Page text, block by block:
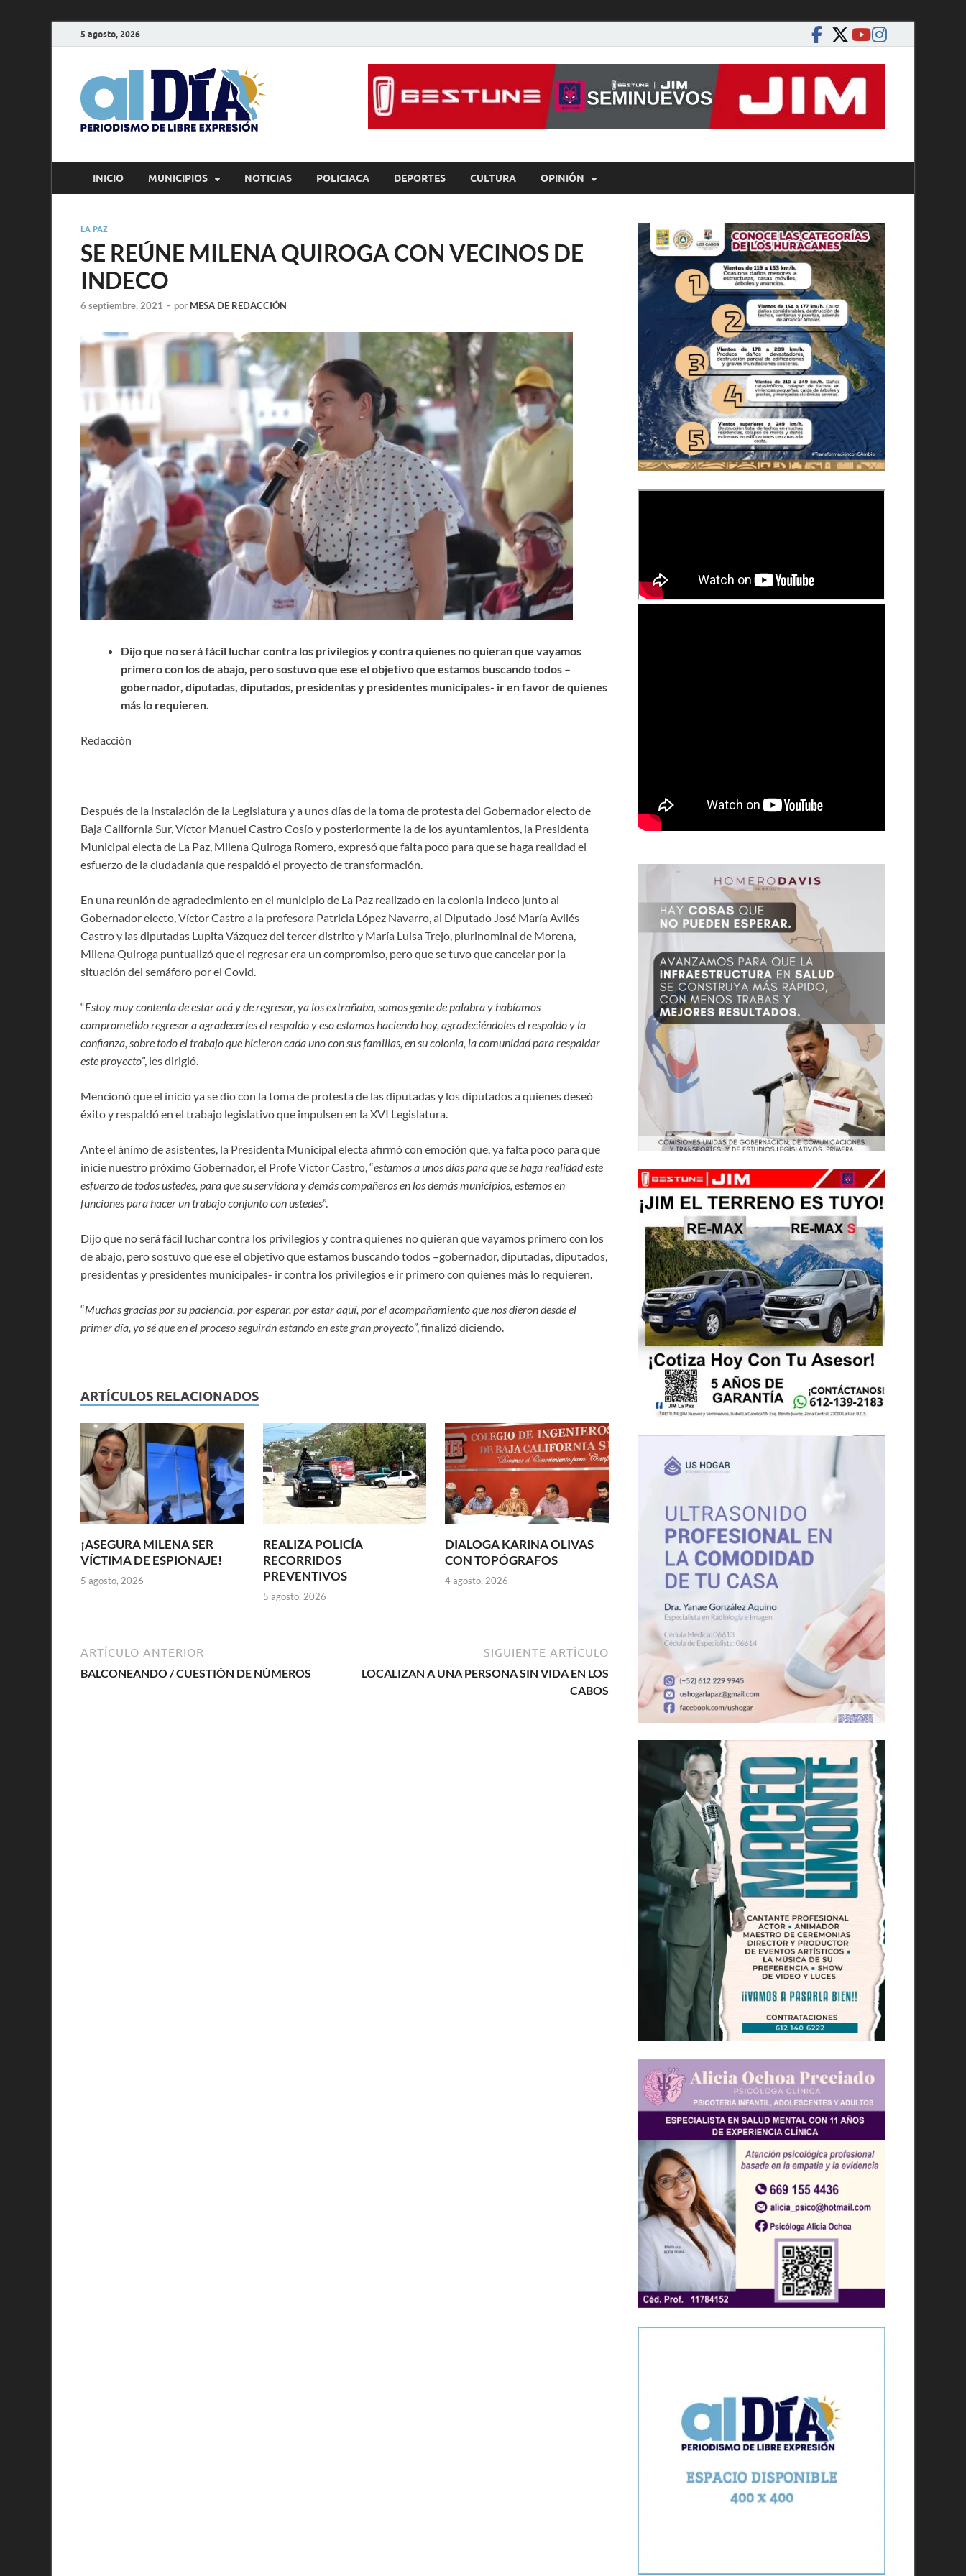
5 agosto, 2026
alDíaBCS
Periodismo de libre expresión
INICIO MUNICIPIOS NOTICIAS POLICIACA DEPORTES CULTURA OPINIÓN
LA PAZ
SE REÚNE MILENA QUIROGA CON VECINOS DE
INDECO
6 septiembre, 2021 - por MESA DE REDACCIÓN
Dijo que no será fácil luchar contra los privilegios y contra quienes no quieran que vayamos
primero con los de abajo, pero sostuvo que ese el objetivo que estamos buscando todos –
gobernador, diputadas, diputados, presidentas y presidentes municipales- ir en favor de quienes
más lo requieren.
Redacción
Después de la instalación de la Legislatura y a unos días de la toma de protesta del Gobernador electo de
Baja California Sur, Víctor Manuel Castro Cosío y posteriormente la de los ayuntamientos, la Presidenta
Municipal electa de La Paz, Milena Quiroga Romero, expresó que falta poco para que se haga realidad el
esfuerzo de la ciudadanía que respaldó el proyecto de transformación.
En una reunión de agradecimiento en el municipio de La Paz realizado en la colonia Indeco junto al
Gobernador electo, Víctor Castro a la profesora Patricia López Navarro, al Diputado José María Avilés
Castro y las diputadas Lupita Vázquez del tercer distrito y María Luisa Trejo, plurinominal de Morena,
Milena Quiroga puntualizó que el regresar era un compromiso, pero que se tuvo que cancelar por la
situación del semáforo por el Covid.
“Estoy muy contenta de estar acá y de regresar, ya los extrañaba, somos gente de palabra y habíamos
comprometido regresar a agradecerles el respaldo y eso estamos haciendo hoy, agradeciéndoles el respaldo y la
confianza, sobre todo el trabajo que hicieron cada uno con sus familias, en su colonia, la comunidad para respaldar
este proyecto”, les dirigió.
Mencionó que el inicio ya se dio con la toma de protesta de las diputadas y los diputados a quienes deseó
éxito y respaldó en el trabajo legislativo que impulsen en la XVI Legislatura.
Ante el ánimo de asistentes, la Presidenta Municipal electa afirmó con emoción que, ya falta poco para que
inicie nuestro próximo Gobernador, el Profe Víctor Castro, “estamos a unos días para que se haga realidad este
esfuerzo de todos ustedes, para que su servidora y demás compañeros en los demás municipios, estemos en
funciones para hacer un trabajo conjunto con ustedes”.
Dijo que no será fácil luchar contra los privilegios y contra quienes no quieran que vayamos primero con los
de abajo, pero sostuvo que ese el objetivo que estamos buscando todos –gobernador, diputadas, diputados,
presidentas y presidentes municipales- ir contra los privilegios e ir primero con quienes más lo requieren.
“Muchas gracias por su paciencia, por esperar, por estar aquí, por el acompañamiento que nos dieron desde el
primer día, yo sé que en el proceso seguirán estando en este gran proyecto”, finalizó diciendo.
ARTÍCULOS RELACIONADOS
¡ASEGURA MILENA SER
VÍCTIMA DE ESPIONAJE!
5 agosto, 2026
REALIZA POLICÍA
RECORRIDOS
PREVENTIVOS
5 agosto, 2026
DIALOGA KARINA OLIVAS
CON TOPÓGRAFOS
4 agosto, 2026
ARTÍCULO ANTERIOR
BALCONEANDO / CUESTIÓN DE NÚMEROS
SIGUIENTE ARTÍCULO
LOCALIZAN A UNA PERSONA SIN VIDA EN LOS
CABOS